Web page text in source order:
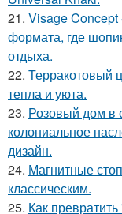
21. Visage Concept
формата, где
отдыха.
22. Терракотовый
тепла и уюта.
23. Розовый дом в
колониальное
дизайн.
24. Магнитные
классическим.
25. Как